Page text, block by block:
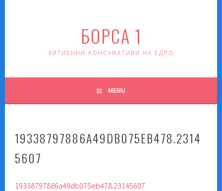
БОРСА 1
ХИГИЕННИ КОНСУМАТИВИ НА ЕДРО
MENU
19338797886A49DB075EB478.2314
5607
19338797886a49db075eb478.23145607